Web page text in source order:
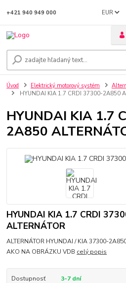
EUR
+421 940 949 000
Úvod Elektrický motorový systém
HYUNDAI KIA 1.7 CRDI 37300-2A850
HYUNDAI KIA 1.7
2A850
HYUNDAI KIA 1.7 CRDI
ALTERNÁTOR
ALTERNÁTOR HYUNDAI / KIA 37300-
AKO NA OBRÁZKU VDB celý popis
Dostupnosť 3-7 dní